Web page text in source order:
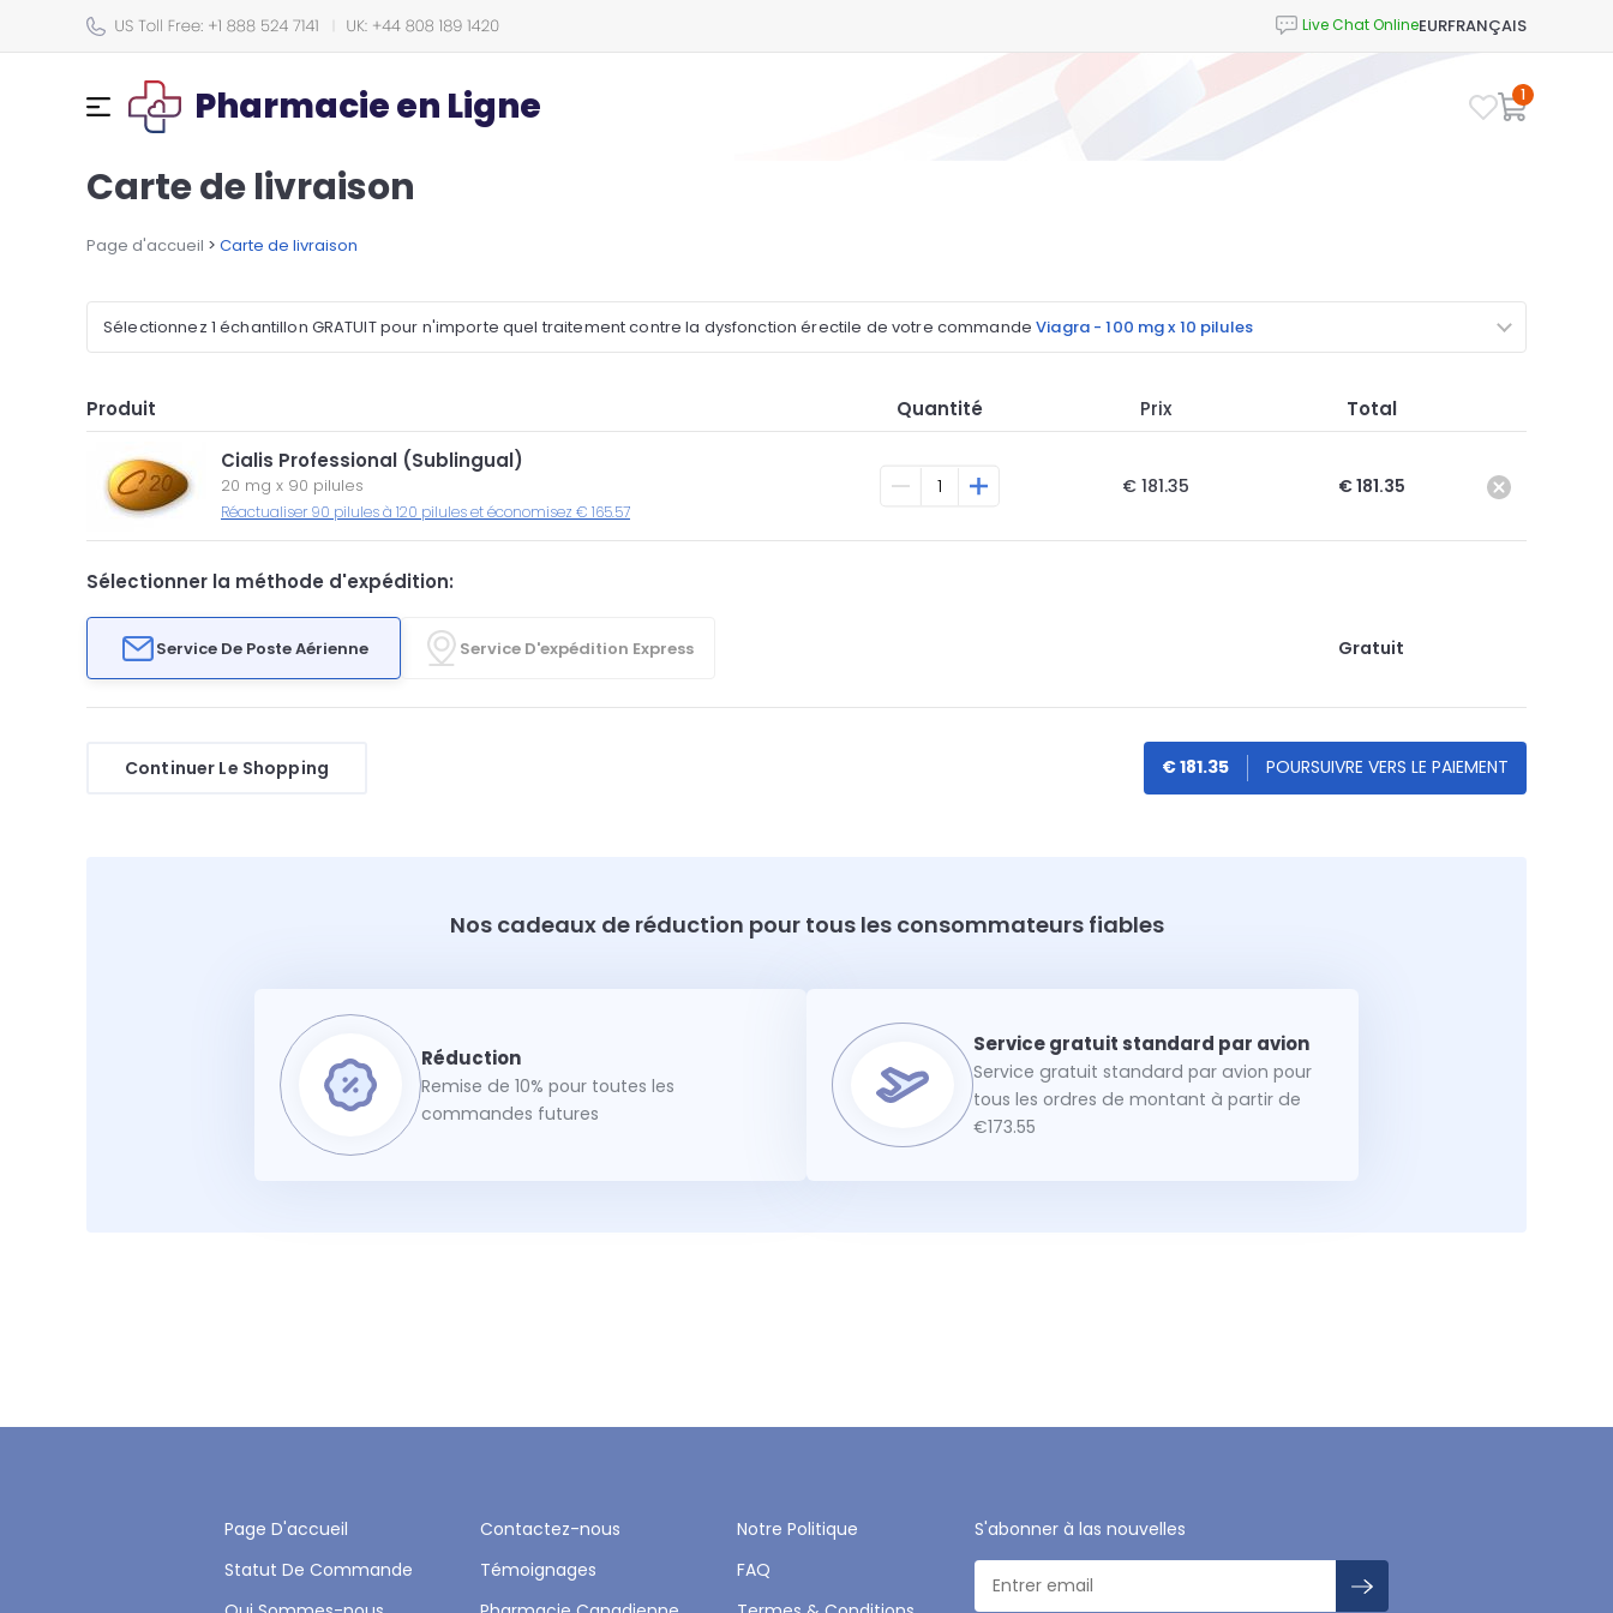
EURFRANÇAIS
Pharmacie en Ligne 1
Carte de livraison
Page d'accueil > Carte de livraison
Sélectionnez 1 échantillon GRATUIT pour n'importe quel traitement contre la dysfonction érectile de votre commandeViagra - 100 mg x 10 pilules
Produit Quantité Prix Total
Cialis Professional (Sublingual)
20 mg x 90 pilules
Réactualiser 90 pilules à 120 pilules et économisez € 165.57
€ 181.35 € 181.35
Sélectionner la méthode d'expédition:
Service De Poste Aérienne Service D'expédition Express Gratuit
Continuer Le Shopping € 181.35
Nos cadeaux de réduction pour tous les consommateurs fiables
Remise de 10% pour toutes les
commandes futures
Service gratuit standard par avion pour
tous les ordres de montant à partir de
€173.55
Page D'accueil Contactez-nous
Notre Politique
Statut De Commande
Témoignages
FAQ
S'abonner à las nouvelles